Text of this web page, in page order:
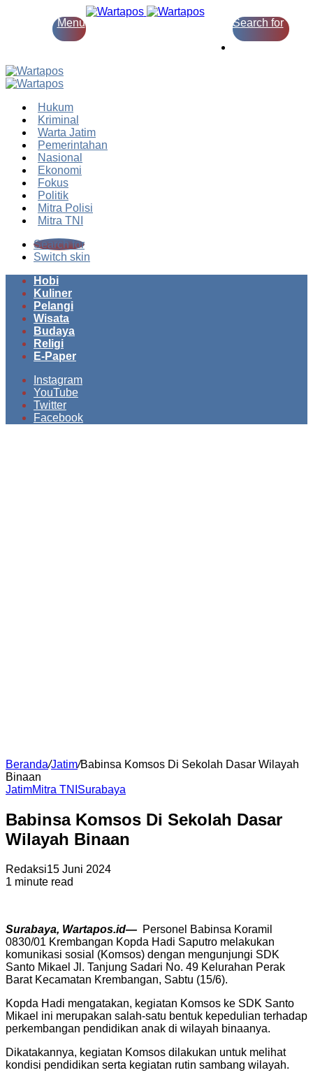
Menu Search for
Hukum
Kriminal
Warta Jatim
Pemerintahan
Nasional
Ekonomi
Fokus
Politik
Mitra Polisi
Mitra TNI
Search for
Switch skin
Hobi
Kuliner
Pelangi
Wisata
Budaya
Religi
E-Paper
Instagram
YouTube
Twitter
Facebook
Beranda/Jatim/Babinsa Komsos Di Sekolah Dasar Wilayah
Binaan
JatimMitra TNI Surabaya
Babinsa Komsos Di Sekolah Dasar
Wilayah Binaan
Redaksi15 Juni 2024
1 minute read
Surabaya, Wartapos.id— Personel Babinsa Koramil
0830/01 Krembangan Kopda Hadi Saputro melakukan
komunikasi sosial (Komsos) dengan mengunjungi SDK
Santo Mikael Jl. Tanjung Sadari No. 49 Kelurahan Perak
Barat Kecamatan Krembangan, Sabtu (15/6).
Kopda Hadi mengatakan, kegiatan Komsos ke SDK Santo
Mikael ini merupakan salah-satu bentuk kepedulian terhadap
perkembangan pendidikan anak di wilayah binaanya.
Dikatakannya, kegiatan Komsos dilakukan untuk melihat
kondisi pendidikan serta kegiatan rutin sambang wilayah.